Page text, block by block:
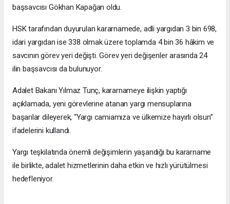
başsavcısı Gökhan Kapağan oldu.
HSK tarafından duyurulan kararnamede, adli yargıdan 3 bin 698,
idari yargıdan ise 338 olmak üzere toplamda 4 bin 36 hâkim ve
savcının görev yeri değişti. Görev yeri değişenler arasında 24
ilin başsavcısı da bulunuyor.
Adalet Bakanı Yılmaz Tunç, kararnameye ilişkin yaptığı
açıklamada, yeni görevlerine atanan yargı mensuplarına
başarılar dileyerek, “Yargı camiamıza ve ülkemize hayırlı olsun”
ifadelerini kullandı.
Yargı teşkilatında önemli değişimlerin yaşandığı bu kararname
ile birlikte, adalet hizmetlerinin daha etkin ve hızlı yürütülmesi
hedefleniyor.